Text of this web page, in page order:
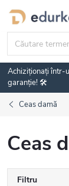
Treci
conținut
Achiziționați într-
garanție! 🛠️
Ceas damă
Ceas
Filtru